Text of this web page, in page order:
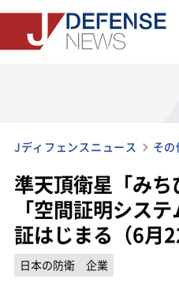
Jディフェンスニュース その
準天頂衛星「み
「空間証明シス
証はじまる（6月
日本の防衛
企業